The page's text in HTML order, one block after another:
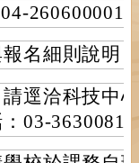
260600001
名細則說明
逕洽科技中
03-